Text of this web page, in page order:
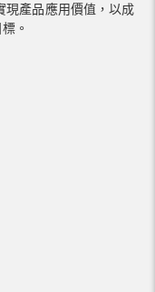
現產品應用價值，以成
。